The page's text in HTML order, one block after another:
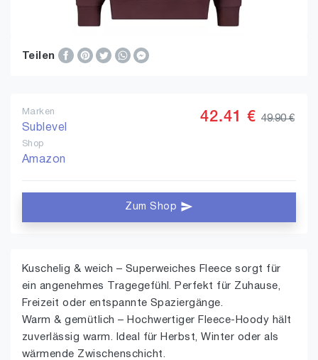
Teilen
Marken
Sublevel
Shop
Amazon
42.41 € 49.90 €
Zum Shop
Kuschelig & weich – Superweiches Fleece sorgt für
ein angenehmes Tragegefühl. Perfekt für Zuhause,
Freizeit oder entspannte Spaziergänge.
Warm & gemütlich – Hochwertiger Fleece-Hoody hält
zuverlässig warm. Ideal für Herbst, Winter oder als
wärmende Zwischenschicht.